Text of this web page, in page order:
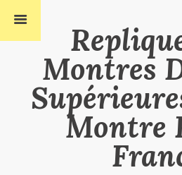
Montres
Montre